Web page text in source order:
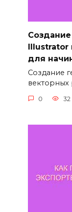
Illustrator
для
Создание
векторных
0 32